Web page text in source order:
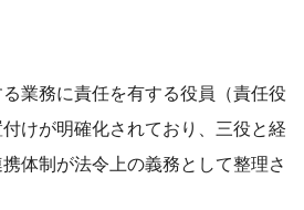
業務に責任を有する役員（責任役
けが明確化されており、三役と経
体制が法令上の義務として整理さ